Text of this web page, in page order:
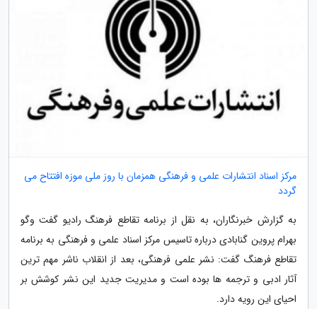
مرکز اسناد انتشارات علمی و فرهنگی همزمان با روز ملی موزه افتتاح می
گردد
به گزارش خبرنگاران، به نقل از برنامه تقاطع فرهنگ رادیو گفت وگو
بهرام پروین گنابادی درباره تاسیس مرکز اسناد علمی و فرهنگی به برنامه
تقاطع فرهنگ گفت: نشر علمی فرهنگی، بعد از انقلاب ناشر مهم ترین
آثار ادبی و ترجمه ها بوده است و مدیریت جدید این نشر کوشش بر
احیای این رویه دارد.